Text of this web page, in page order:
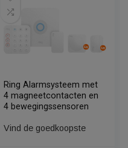
Ring Alarmsysteem met
4 sensoren + Stick Up
Cam Wit + Video
€501,00